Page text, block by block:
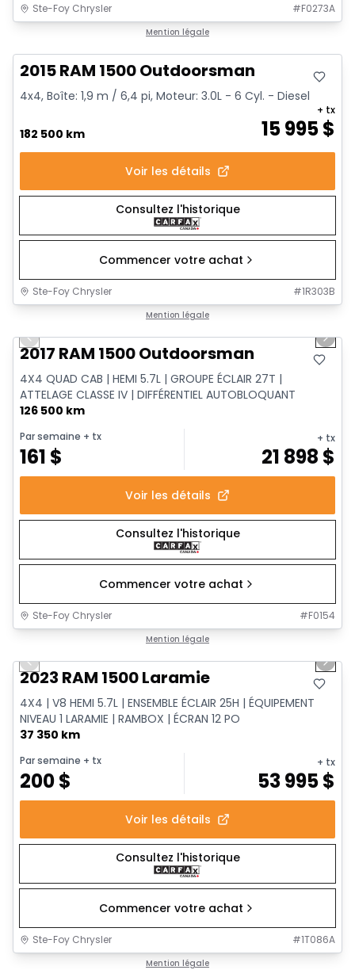
Ste-Foy Chrysler #F0273A
Mention légale
2015 RAM 1500 Outdoorsman
4x4, Boîte: 1,9 m / 6,4 pi, Moteur: 3.0L - 6 Cyl. - Diesel
182 500 km 15 995$
+ tx
Voir les détails
Consultez l'historique
Commencer votre achat
Ste-Foy Chrysler #1R303B
Mention légale
Previous slide Next
2017 RAM 1500 Outdoorsman
4X4 QUAD CAB | HEMI 5.7L | GROUPE ÉCLAIR 27T |
ATTELAGE CLASSE IV | DIFFÉRENTIEL AUTOBLOQUANT
126 500 km
Par semaine + tx
161 $
+ tx
21 898 $
Voir les détails
Consultez l'historique
Commencer votre achat
Ste-Foy Chrysler #F0154
Mention légale
Previous slide Next
2023 RAM 1500 Laramie
4X4 | V8 HEMI 5.7L | ENSEMBLE ÉCLAIR 25H | ÉQUIPEMENT
NIVEAU 1 LARAMIE | RAMBOX | ÉCRAN 12 PO
37 350 km
Par semaine + tx
200$
+ tx
53 995$
Voir les détails
Consultez l'historique
Commencer votre achat
Ste-Foy Chrysler #1T086A
Mention légale